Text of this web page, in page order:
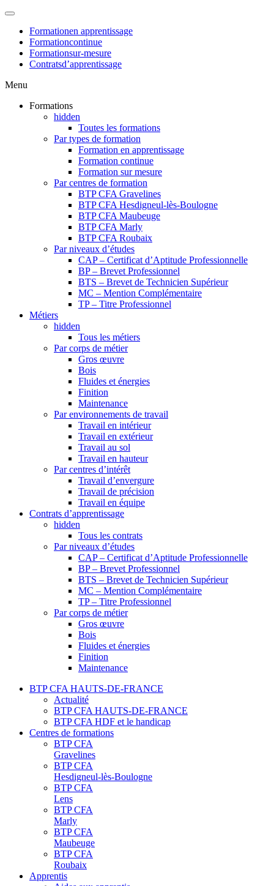
Formationen apprentissage
Formationcontinue
Formationsur-mesure
Contratsd’apprentissage
Menu
Formations
hidden
Toutes les formations
Par types de formation
Formation en apprentissage
Formation continue
Formation sur mesure
Par centres de formation
BTP CFA Gravelines
BTP CFA Hesdigneul-lès-Boulogne
BTP CFA Maubeuge
BTP CFA Marly
BTP CFA Roubaix
Par niveaux d’études
CAP – Certificat d’Aptitude Professionnelle
BP – Brevet Professionnel
BTS – Brevet de Technicien Supérieur
MC – Mention Complémentaire
TP – Titre Professionnel
Métiers
hidden
Tous les métiers
Par corps de métier
Gros œuvre
Bois
Fluides et énergies
Finition
Maintenance
Par environnements de travail
Travail en intérieur
Travail en extérieur
Travail au sol
Travail en hauteur
Par centres d’intérêt
Travail d’envergure
Travail de précision
Travail en équipe
Contrats d’apprentissage
hidden
Tous les contrats
Par niveaux d’études
CAP – Certificat d’Aptitude Professionnelle
BP – Brevet Professionnel
BTS – Brevet de Technicien Supérieur
MC – Mention Complémentaire
TP – Titre Professionnel
Par corps de métier
Gros œuvre
Bois
Fluides et énergies
Finition
Maintenance
BTP CFA HAUTS-DE-FRANCE
Actualité
BTP CFA HAUTS-DE-FRANCE
BTP CFA HDF et le handicap
Centres de formations
BTP CFA
Gravelines
BTP CFA
Hesdigneul-lès-Boulogne
BTP CFA
Lens
BTP CFA
Marly
BTP CFA
Maubeuge
BTP CFA
Roubaix
Apprentis